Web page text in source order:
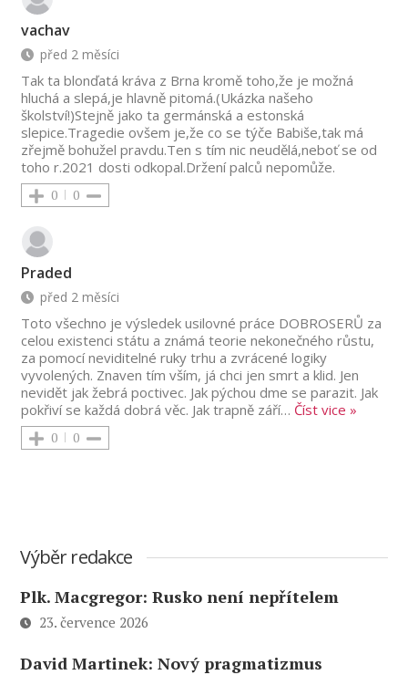
vachav
před 2 měsíci
Tak ta blonďatá kráva z Brna kromě toho,že je možná
hluchá a slepá,je hlavně pitomá.(Ukázka našeho
školství!)Stejně jako ta germánská a estonská
slepice.Tragedie ovšem je,že co se týče Babiše,tak má
zřejmě bohužel pravdu.Ten s tím nic neudělá,neboť se od
toho r.2021 dosti odkopal.Držení palců nepomůže.
0 0
Praded
před 2 měsíci
Toto všechno je výsledek usilovné práce DOBROSERŮ za
celou existenci státu a známá teorie nekonečného růstu,
za pomocí neviditelné ruky trhu a zvrácené logiky
vyvolených. Znaven tím vším, já chci jen smrt a klid. Jen
nevidět jak žebrá poctivec. Jak pýchou dme se parazit. Jak
pokřiví se každá dobrá věc. Jak trapně září… Číst vice »
0 0
Výběr redakce
Plk. Macgregor: Rusko není nepřítelem
23. července 2026
David Martinek: Nový pragmatizmus